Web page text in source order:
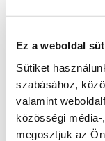
Ez a weboldal
Sütiket
szabásához,
valamint
közösségi
megosztjuk az
Akció